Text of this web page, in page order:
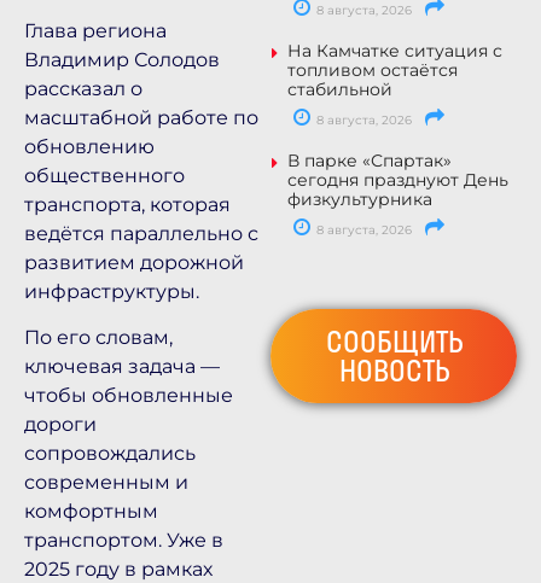
Глава региона
Владимир Солодов
рассказал о
масштабной работе по
обновлению
общественного
транспорта, которая
ведётся параллельно с
развитием дорожной
инфраструктуры.
По его словам,
ключевая задача —
чтобы обновленные
дороги
сопровождались
современным и
комфортным
транспортом. Уже в
2025 году в рамках
8 августа, 2026
На Камчатке ситуация с
топливом остаётся
стабильной
8 августа, 2026
В парке «Спартак»
сегодня празднуют День
физкультурника
8 августа, 2026
СООБЩИТЬ
НОВОСТЬ